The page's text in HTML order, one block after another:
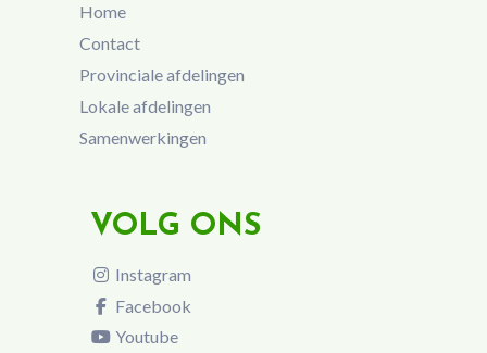
Home
Contact
Provinciale afdelingen
Lokale afdelingen
Samenwerkingen
VOLG ONS
Instagram
Facebook
Youtube